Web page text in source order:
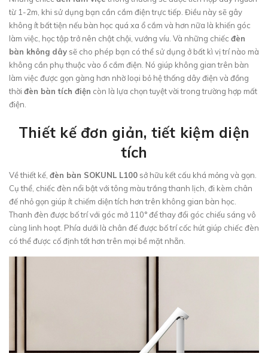
từ 1-2m, khi sử dụng bạn cần cắm điện trực tiếp. Điều này sẽ gây
không ít bất tiện nếu bàn học quá xa ổ cắm và hơn nữa là khiến góc
làm việc, học tập trở nên chật chội, vướng víu. Và những chiếc đèn
bàn không dây sẽ cho phép bạn có thể sử dụng ở bất kì vị trí nào mà
không cần phụ thuộc vào ổ cắm điện. Nó giúp không gian trên bàn
làm việc được gọn gàng hơn nhờ loại bỏ hệ thống dây điện và đồng
thời đèn bàn tích điện còn là lựa chọn tuyệt vời trong trường hợp mất
điện.
Thiết kế đơn giản, tiết kiệm diện
tích
Về thiết kế, đèn bàn SOKUNL L100 sở hữu kết cấu khá mỏng và gọn.
Cụ thể, chiếc đèn nổi bật với tông màu trắng thanh lịch, đi kèm chân
đế nhỏ gọn giúp ít chiếm diện tích hơn trên không gian bàn học.
Thanh đèn được bố trí với góc mở 110° để thay đổi góc chiếu sáng vô
cùng linh hoạt. Phía dưới là chân đế được bố trí cốc hút giúp chiếc đèn
có thể được cố định tốt hơn trên mọi bề mặt nhẵn.